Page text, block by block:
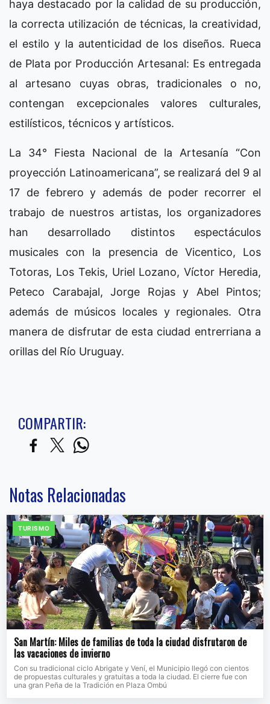
haya destacado por la calidad de su producción,
la correcta utilización de técnicas, la creatividad,
el estilo y la autenticidad de los diseños. Rueca
de Plata por Producción Artesanal: Es entregada
al artesano cuyas obras, tradicionales o no,
contengan excepcionales valores culturales,
estilísticos, técnicos y artísticos.
La 34° Fiesta Nacional de la Artesanía “Con
proyección Latinoamericana”, se realizará del 9 al
17 de febrero y además de poder recorrer el
trabajo de nuestros artistas, los organizadores
han desarrollado distintos espectáculos
musicales con la presencia de Vicentico, Los
Totoras, Los Tekis, Uriel Lozano, Víctor Heredia,
Peteco Carabajal, Jorge Rojas y Abel Pintos;
además de músicos locales y regionales. Otra
manera de disfrutar de esta ciudad entrerriana a
orillas del Río Uruguay.
COMPARTIR:
Notas Relacionadas
TURISMO
San Martín: Miles de familias de toda la ciudad disfrutaron de
las vacaciones de invierno
Con su tradicional ciclo Abrigate y Vení, el Municipio llegó con cientos
de propuestas culturales y gratuitas a toda la ciudad. El cierre fue con
una gran Peña de la Tradición en Plaza Ombú